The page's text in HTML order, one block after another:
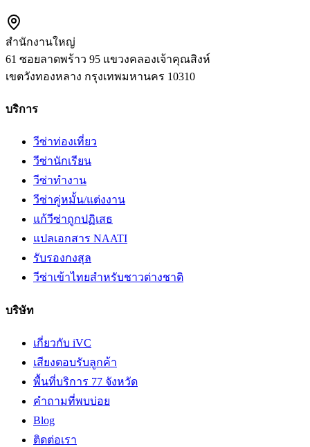
สำนักงานใหญ่
61 ซอยลาดพร้าว 95 แขวงคลองเจ้าคุณสิงห์
เขตวังทองหลาง กรุงเทพมหานคร 10310
บริการ
วีซ่าท่องเที่ยว
วีซ่านักเรียน
วีซ่าทำงาน
วีซ่าคู่หมั้น/แต่งงาน
แก้วีซ่าถูกปฏิเสธ
แปลเอกสาร NAATI
รับรองกงสุล
วีซ่าเข้าไทยสำหรับชาวต่างชาติ
บริษัท
เกี่ยวกับ iVC
เสียงตอบรับลูกค้า
พื้นที่บริการ 77 จังหวัด
คำถามที่พบบ่อย
Blog
ติดต่อเรา